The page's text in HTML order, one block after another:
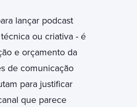
lançar podcast
ou criativa - é
e orçamento da
de comunicação
para justificar
que parece